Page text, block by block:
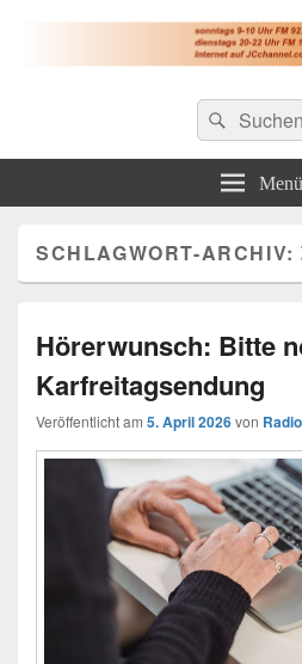
Radio Meilensteine
Christliches Radio im Großraum Nürnberg
Suche
nach:
Suchen
Menü
SCHLAGWORT-ARCHIV:
Hörerwunsch: Bitte
Karfreitagsendung
Veröffentlicht am 5. April 2026von